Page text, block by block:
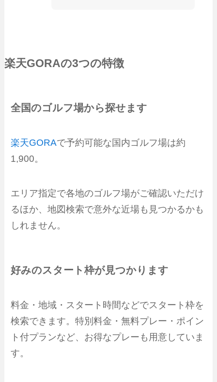
楽天GORAの3つの特徴
全国のゴルフ場から探せます
楽天GORAで予約可能な国内ゴルフ場は約
1,900。
エリア指定で各地のゴルフ場がご確認いただけ
るほか、地図検索で意外な近場も見つかるかも
しれません。
好みのスタート枠が見つかります
料金・地域・スタート時間などでスタート枠を
検索できます。特別料金・無料プレー・ポイン
ト付プランなど、お得なプレーも用意していま
す。